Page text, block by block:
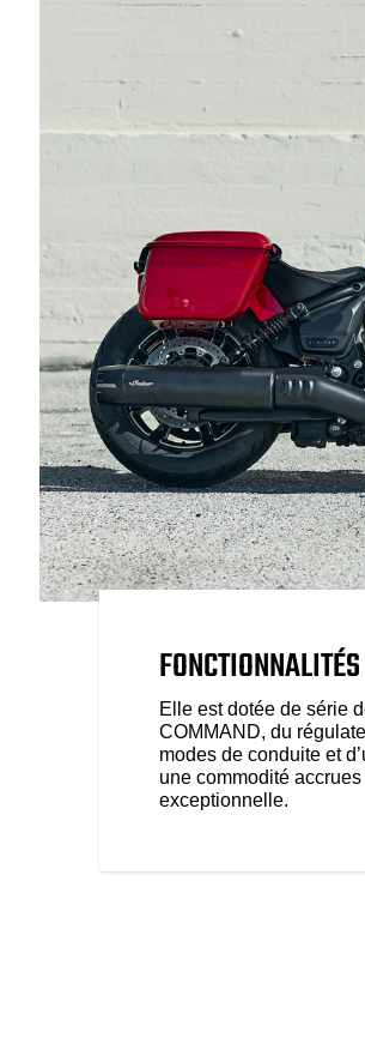
Elle est dotée de série
COMMAND, du
modes de conduite et
une commodité
exceptionnelle.